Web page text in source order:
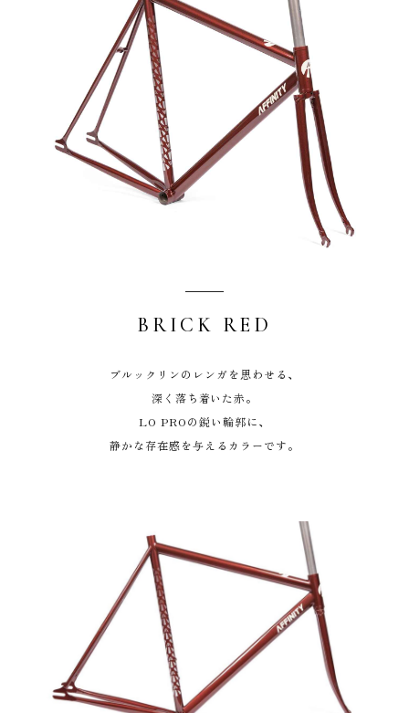
BRICK RED
ブルックリンのレンガを思わせる、
深く落ち着いた赤。
LO PROの鋭い輪郭に、
静かな存在感を与えるカラーです。